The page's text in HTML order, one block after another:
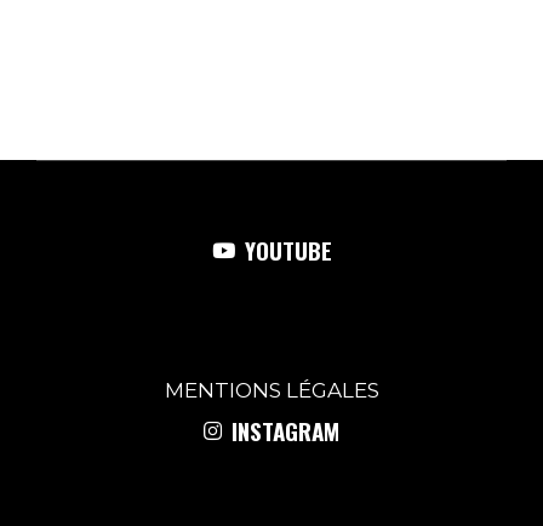
YOUTUBE
MENTIONS LÉGALES
INSTAGRAM